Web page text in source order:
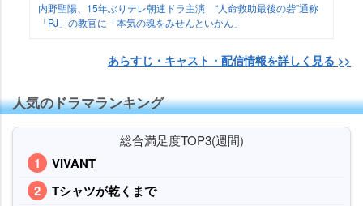
内野聖陽、15年ぶりテレ朝連ドラ主演 “人命救助最後の砦”通称
「PJ」の教官に「本気の魂をみせんといかん」
あらすじ・キャスト・配信情報を詳しく見る >>
人気のドラマランキング
総合満足度TOP3(週間)
VIVANT
Tシャツが乾くまで